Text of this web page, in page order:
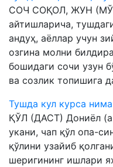
СОЧ СОҚОЛ, ЖУН
айтишларича,
андуҳ, аёллар учун
озгина молни
бошидаги сочи узун
ва созлик топишига
Тушда кул курса
ҚЎЛ (ДАСТ) Дониёл
укани, чап қўл опа-
қўлини узайиб
шеригининг ишлари